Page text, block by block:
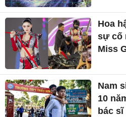
Hoa
sự cố
Miss
Nam
10
bác sĩ